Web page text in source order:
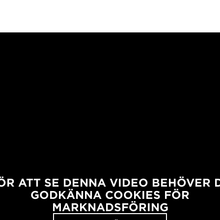
ATT SE DENNA VIDEO BEHÖVER
GODKÄNNA COOKIES FÖR
MARKNADSFÖRING